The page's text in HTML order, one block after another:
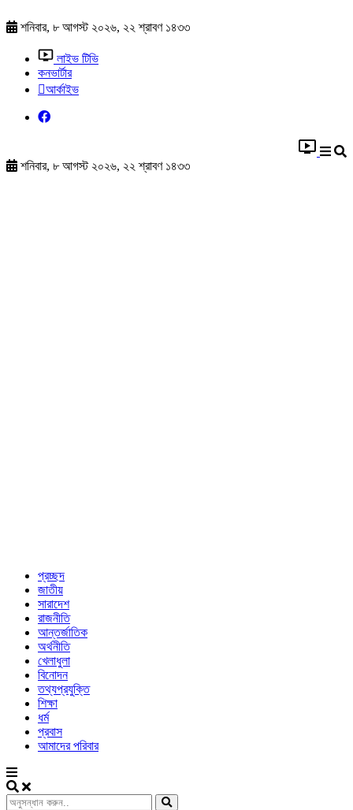
শনিবার, ৮ আগস্ট ২০২৬, ২২ শ্রাবণ ১৪৩৩
লাইভ টিভি
কনভার্টার
আর্কাইভ
শনিবার, ৮ আগস্ট ২০২৬, ২২ শ্রাবণ ১৪৩৩
প্রচ্ছদ
জাতীয়
সারাদেশ
রাজনীতি
আন্তর্জাতিক
অর্থনীতি
খেলাধুলা
বিনোদন
তথ্যপ্রযুক্তি
শিক্ষা
ধর্ম
প্রবাস
আমাদের পরিবার